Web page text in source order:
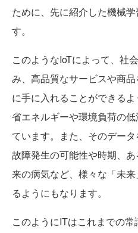
ために、先に紹介した機械
す。
このようなIoTによって、社
み、高品質なサービスや商
に手に入れることができるよ
省エネルギーや環境負荷の
ています。また、そのデー
故障発生の可能性や時期、
来の病気など、様々な「未
るようにもなります。
このようにITはこれまでの